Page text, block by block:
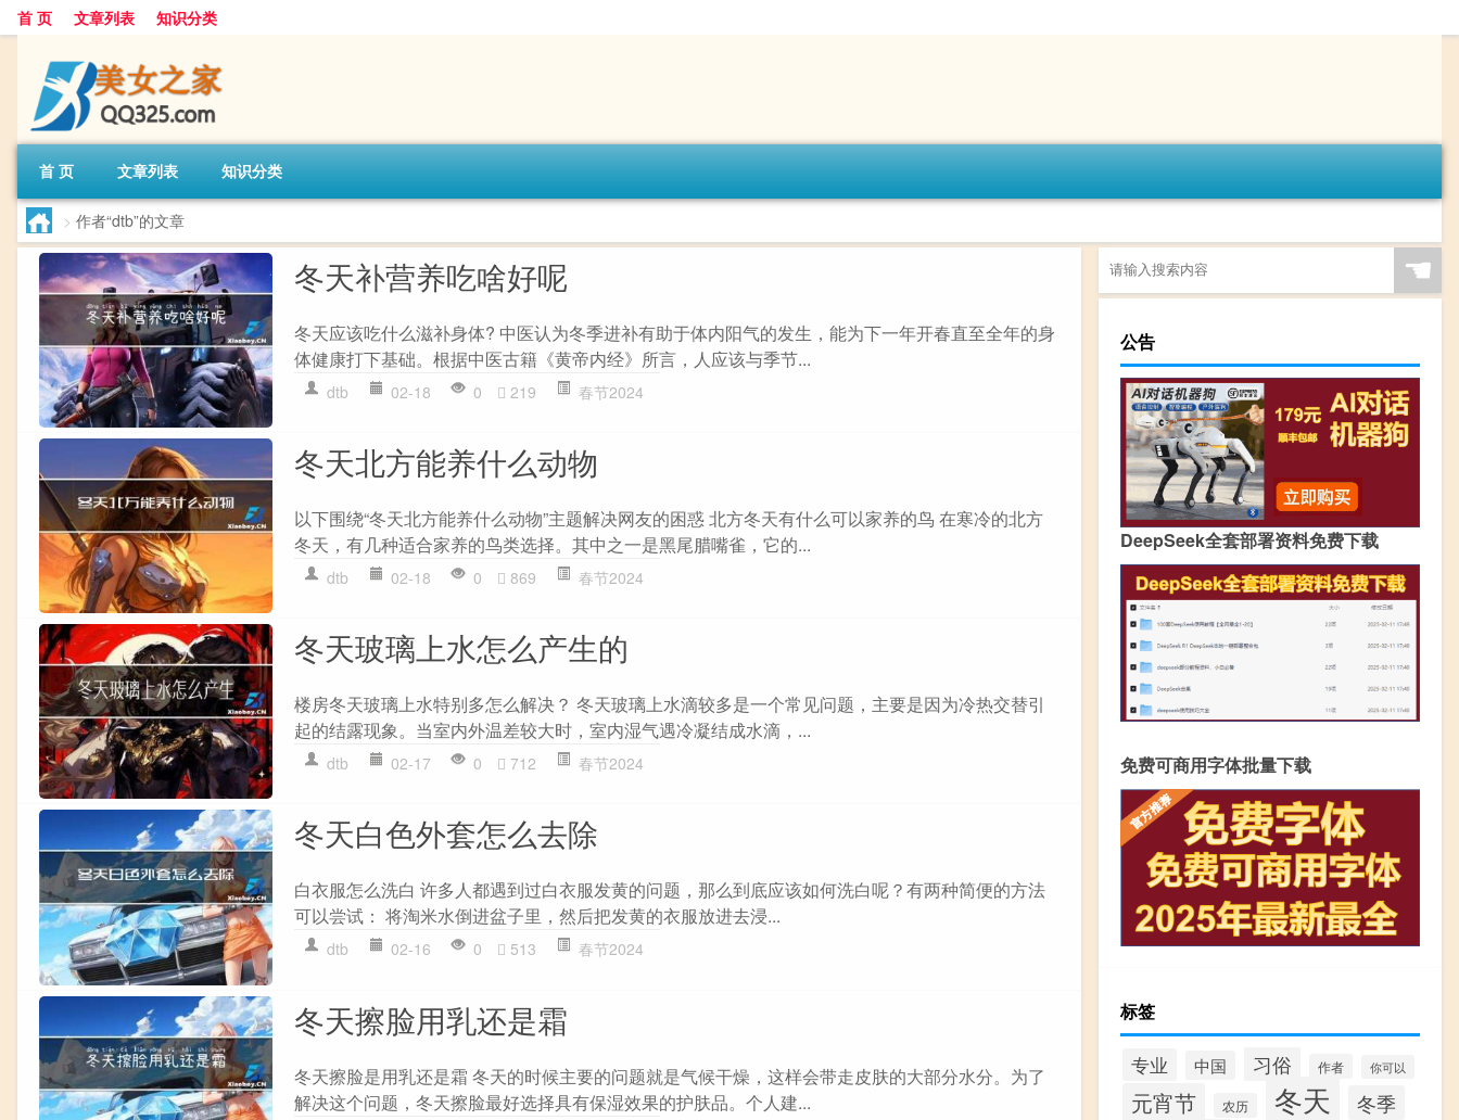
首 页 文章列表 知识分类
首 页 文章列表 知识分类
> 作者“dtb”的文章
冬天补营养吃啥好呢
冬天应该吃什么滋补身体? 中医认为冬季进补有助于体内阳气的发生，能为下一年开春直至全年的身
体健康打下基础。根据中医古籍《黄帝内经》所言，人应该与季节...
dtb 02-18 0 219 春节2024
冬天北方能养什么动物
以下围绕“冬天北方能养什么动物”主题解决网友的困惑 北方冬天有什么可以家养的鸟 在寒冷的北方
冬天，有几种适合家养的鸟类选择。其中之一是黑尾腊嘴雀，它的...
dtb 02-18 0 869 春节2024
冬天玻璃上水怎么产生的
楼房冬天玻璃上水特别多怎么解决？ 冬天玻璃上水滴较多是一个常见问题，主要是因为冷热交替引
起的结露现象。当室内外温差较大时，室内湿气遇冷凝结成水滴，...
dtb 02-17 0 712 春节2024
冬天白色外套怎么去除
白衣服怎么洗白 许多人都遇到过白衣服发黄的问题，那么到底应该如何洗白呢？有两种简便的方法
可以尝试： 将淘米水倒进盆子里，然后把发黄的衣服放进去浸...
dtb 02-16 0 513 春节2024
冬天擦脸用乳还是霜
冬天擦脸是用乳还是霜 冬天的时候主要的问题就是气候干燥，这样会带走皮肤的大部分水分。为了
解决这个问题，冬天擦脸最好选择具有保湿效果的护肤品。个人建...
☚
公告
DeepSeek全套部署资料免费下载
免费可商用字体批量下载
标签
专业 中国 习俗 作者 你可以
元宵节 农历 冬天 冬季